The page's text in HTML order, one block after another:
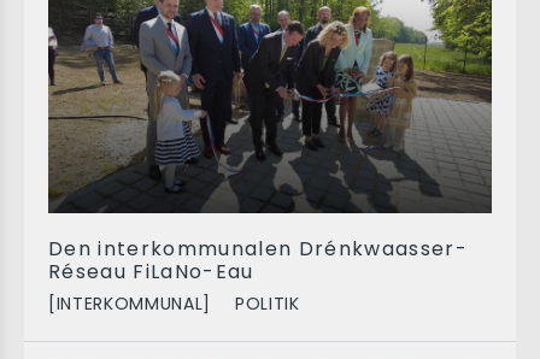
Den interkommunalen Drénkwaasser-
Réseau FiLaNo-Eau
[INTERKOMMUNAL] POLITIK